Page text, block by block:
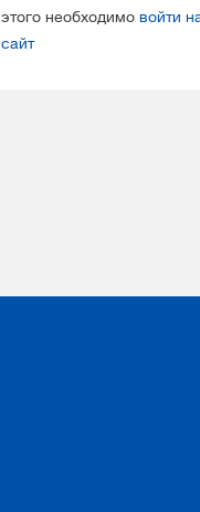
этого необходимо войти
сайт